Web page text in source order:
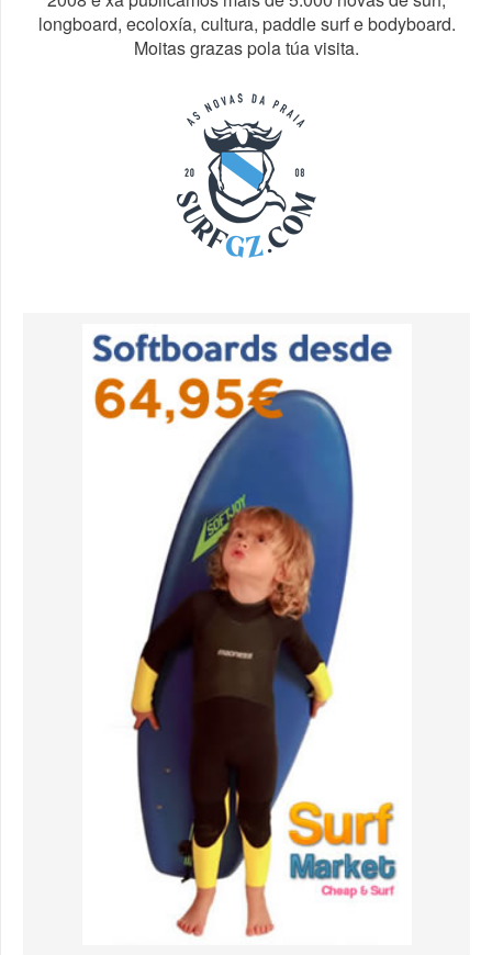
longboard, ecoloxía, cultura, paddle surf e bodyboard.
Moitas grazas pola túa visita.